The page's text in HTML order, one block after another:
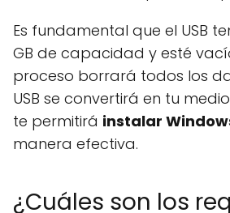
Es fundamental que el USB
GB de capacidad y esté
proceso borrará todos los
USB se convertirá en tu
te permitirá instalar
manera efectiva.
¿Cuáles son los